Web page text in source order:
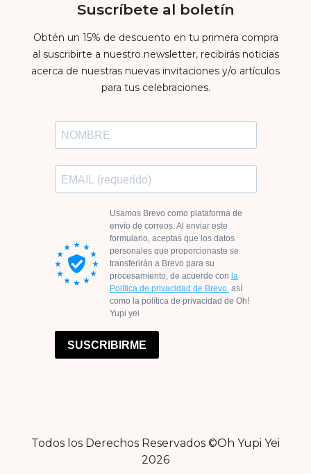
Suscríbete al boletín
Obtén un 15% de descuento en tu primera compra
al suscribirte a nuestro newsletter, recibirás noticias
acerca de nuestras nuevas invitaciones y/o artículos
para tus celebraciones.
Todos los Derechos Reservados ©Oh Yupi Yei
2026